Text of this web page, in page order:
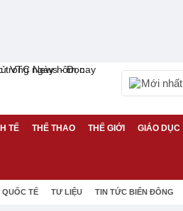
Mới nhất
TẾ THỂ THAO THẾ GIỚI GIÁO DỤC
QUỐC TẾ TƯ LIỆU TIN TỨC BIỂN ĐÔNG